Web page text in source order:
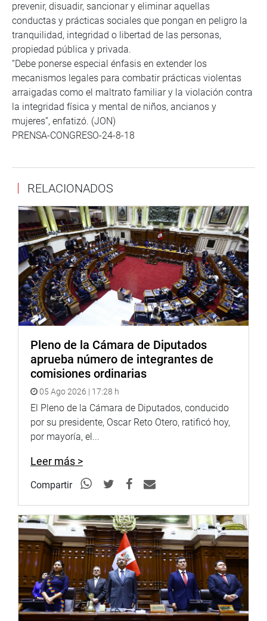
prevenir, disuadir, sancionar y eliminar aquellas
conductas y prácticas sociales que pongan en peligro la
tranquilidad, integridad o libertad de las personas,
propiedad pública y privada.
“Debe ponerse especial énfasis en extender los
mecanismos legales para combatir prácticas violentas
arraigadas como el maltrato familiar y la violación contra
la integridad física y mental de niños, ancianos y
mujeres”, enfatizó. (JON)
PRENSA-CONGRESO-24-8-18
RELACIONADOS
Pleno de la Cámara de Diputados
aprueba número de integrantes de
comisiones ordinarias
05 Ago 2026 | 17:28 h
El Pleno de la Cámara de Diputados, conducido
por su presidente, Oscar Reto Otero, ratificó hoy,
por mayoría, el...
Leer más >
Compartir